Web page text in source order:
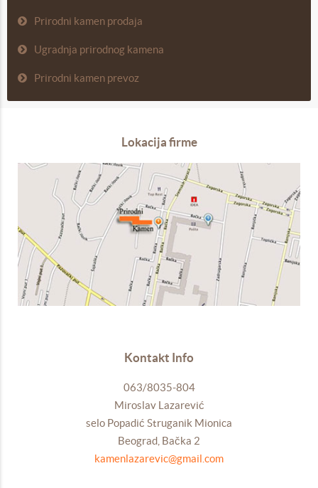
Prirodni kamen prodaja
Ugradnja prirodnog kamena
Prirodni kamen prevoz
Lokacija firme
Kontakt Info
063/8035-804
Miroslav Lazarević
selo Popadić Struganik Mionica
Beograd, Bačka 2
kamenlazarevic@gmail.com